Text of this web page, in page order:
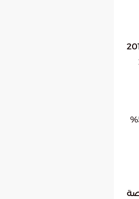
عاماً في عام 2016
. شهدت هذه التجارب نمواً بنسبة 51.4%
المخصصة